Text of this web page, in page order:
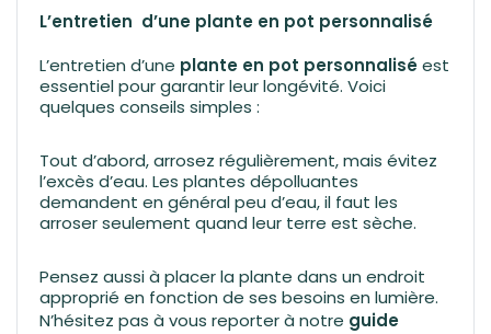
L’entretien d’une plante en pot personnalisé
L’entretien d’une plante en pot personnaliséest
essentiel pour garantir leur longévité. Voici
quelques conseils simples :
Tout d’abord, arrosez régulièrement, mais évitez
l’excès d’eau. Les plantes dépolluantes
demandent en général peu d’eau, il faut les
arroser seulement quand leur terre est sèche.
Pensez aussi à placer la plante dans un endroit
approprié en fonction de ses besoins en lumière.
N’hésitez pas à vous reporter à notre guide